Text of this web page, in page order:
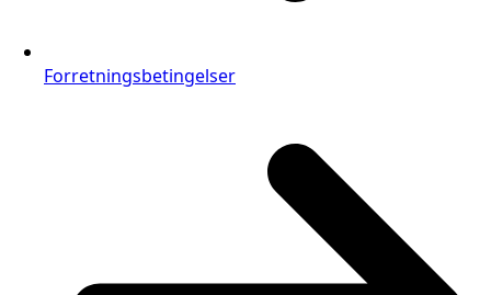
Forretningsbetingelser